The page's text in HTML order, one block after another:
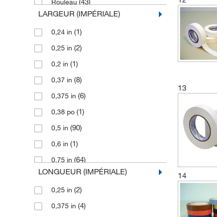
White(6)
(17)
Vinyle (B-7569)(1)
Étiquette en polyéthylène
Rouleau
Rouler(105)
Ruban adhésif
Tape(7)
de dia. int.
Étiquette(10)
LARGEUR (IMPÉRIALE)
0,24 in (1)
0,25 in (2)
0,2 in (1)
0,37 in (8)
0,375 in (6)
0,38 po (1)
0,5 in (90)
0,6 in (1)
0,75 in (64)
0,79 in(1)
0,8 in(1)
0,9 in (4)
LONGUEUR (IMPÉRIALE)
0,25 in (2)
0,375 in (4)
13
14